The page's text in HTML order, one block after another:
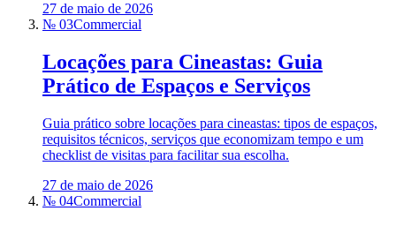
27 de maio de 2026
№ 03Commercial
Locações para Cineastas: Guia
Prático de Espaços e Serviços
Guia prático sobre locações para cineastas: tipos de espaços,
requisitos técnicos, serviços que economizam tempo e um
checklist de visitas para facilitar sua escolha.
27 de maio de 2026
№ 04Commercial